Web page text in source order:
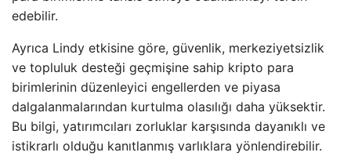
edebilir.
Ayrıca Lindy etkisine göre, güvenlik, merkeziyetsizlik
ve topluluk desteği geçmişine sahip kripto para
birimlerinin düzenleyici engellerden ve piyasa
dalgalanmalarından kurtulma olasılığı daha yüksektir.
Bu bilgi, yatırımcıları zorluklar karşısında dayanıklı ve
istikrarlı olduğu kanıtlanmış varlıklara yönlendirebilir.